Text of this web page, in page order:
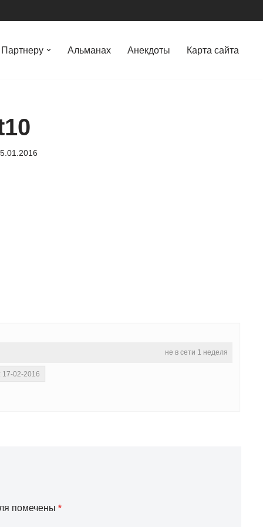
Партнеру Альманах Анекдоты Карта сайта
не в сети 1 неделя
17-02-2016
помечены *